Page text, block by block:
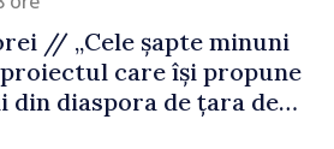
// „Cele șapte minuni
proiectul care își propune
din diaspora de țara de